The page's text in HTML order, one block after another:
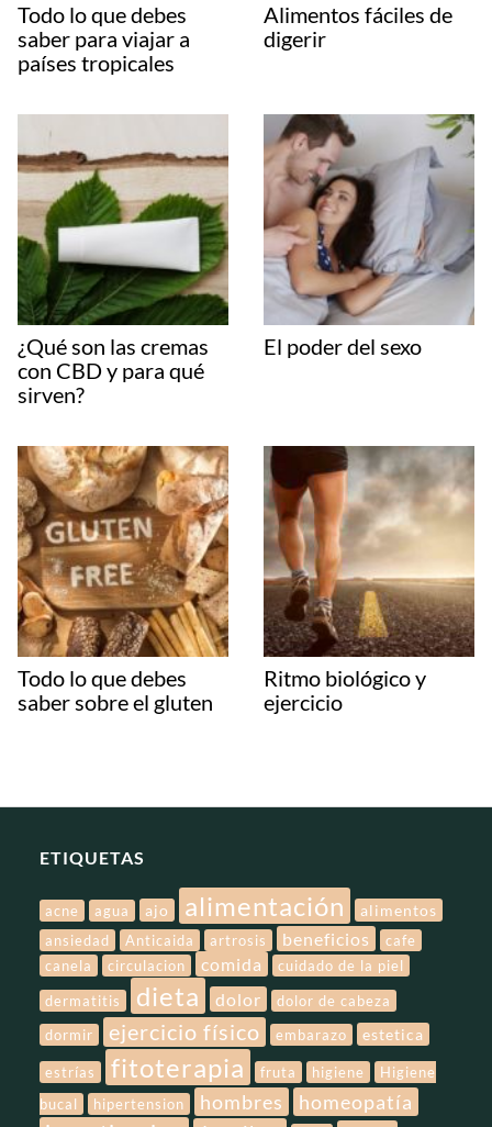
Todo lo que debes
saber para viajar a
países tropicales
Alimentos fáciles de
digerir
¿Qué son las cremas
con CBD y para qué
sirven?
El poder del sexo
Todo lo que debes
saber sobre el gluten
Ritmo biológico y
ejercicio
ETIQUETAS
acne agua ajo alimentación alimentos
ansiedad Anticaida artrosis beneficios
cafe
canela
circulacion comida
cuidado de la piel
dermatitis
dieta dolor
dolor de cabeza
dormir
ejercicio físico embarazo estetica
estrías fitoterapia fruta higiene
Higiene
bucal
hipertension hombres homeopatía